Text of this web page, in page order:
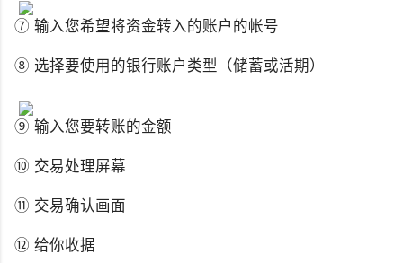
⑦ 输入您希望将资金转入的账户的帐号
⑧ 选择要使用的银行账户类型（储蓄或活期）
⑨ 输入您要转账的金额
⑩ 交易处理屏幕
⑪ 交易确认画面
⑫ 给你收据